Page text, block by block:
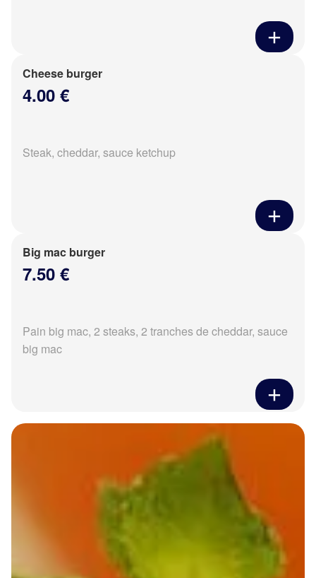
Cheese burger
4.00 €
Steak, cheddar, sauce ketchup
Big mac burger
7.50 €
Pain big mac, 2 steaks, 2 tranches de cheddar, sauce
big mac